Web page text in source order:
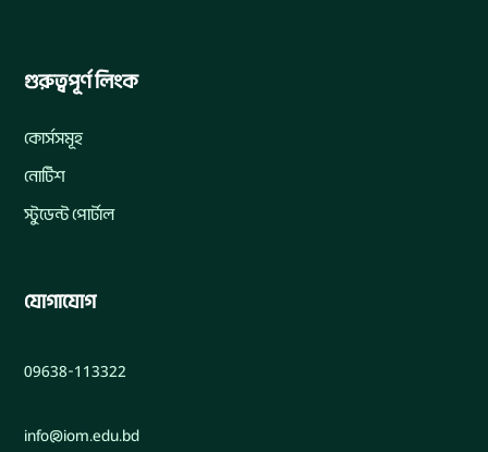
গুরুত্বপূর্ণ লিংক
কোর্সসমূহ
নোটিশ
স্টুডেন্ট পোর্টাল
যোগাযোগ
09638-113322
info@iom.edu.bd